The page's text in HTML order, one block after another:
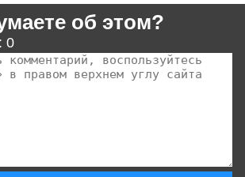
об этом?
0